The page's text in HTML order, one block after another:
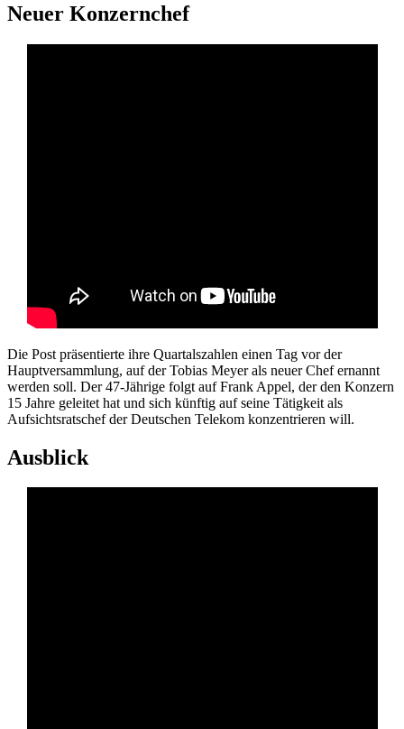
Neuer Konzernchef
Die Post präsentierte ihre Quartalszahlen einen Tag vor der
Hauptversammlung, auf der Tobias Meyer als neuer Chef ernannt
werden soll. Der 47-Jährige folgt auf Frank Appel, der den Konzern
15 Jahre geleitet hat und sich künftig auf seine Tätigkeit als
Aufsichtsratschef der Deutschen Telekom konzentrieren will.
Ausblick